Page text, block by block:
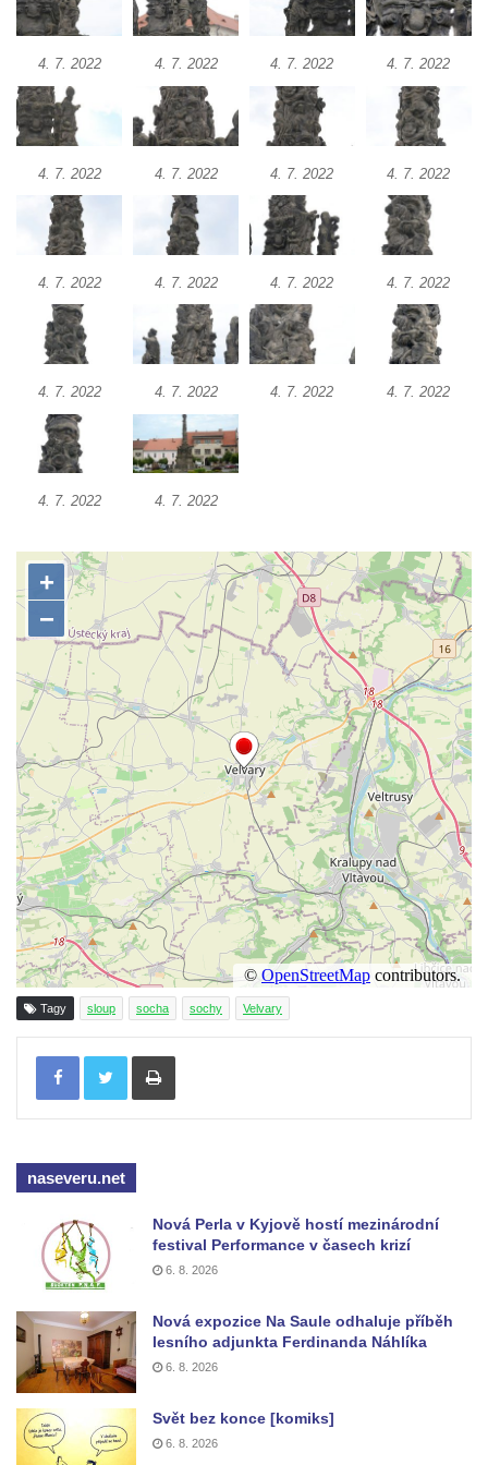
Panny Marie v Žatci
Socha sv. Maří Magdaleny u kostela
Nanebevzetí Panny Marie v Žatci
Socha sv. Petra u kostela Nanebevzetí
Panny Marie v Žatci
Socha sv. Jana Nepomuckého u kostela
Panny Marie v Žatci
Socha sv. Norberta u kostela Nanebevzetí
Panny Marie v Žatci
Socha Panny Marie u kostela Nanebevzetí
Panny Marie v Žatci
Nanebevzetí Panny Marie v Žatci
Nanebevzetí Panny Marie v Žatci
Sloupová Boží muka s reliéfy ve Skalici u
České Lípy
Sloup s kaplicí (boží muka) v Rooseveltově
ulici v Českém Krumlově
Sloup s kaplicí (boží muka) v Horní ulici v
Českém Krumlově
Sloup Panny Marie v Mostě
Sloup se sochou Anny Samotřetí v Mostě
Sloup Panny Marie v Černovicích u
Chomutova
Sloup se sochou Krista v České Lípě
Sloup Nejsvětější trojice náměstí Tomáše
Garrigue Masaryka v České Lípě
Sloup Nejsvětější trojice v Teplicích
Jizerou
Sloup Panny Marie s Ježíškem
Sloup Nejsvětější Trojice na náměstí v
Klášterci nad Ohří
Ohří
Sloup Panny Marie s Ježíškem v Klášterci
nad Ohří
Sloup Panny Marie v Mimoni
Sloup Panny Marie v Mnichově Hradišti
4. 7. 2022 4. 7. 2022 4. 7. 2022 4. 7. 2022
4. 7. 2022 4. 7. 2022 4. 7. 2022 4. 7. 2022
4. 7. 2022 4. 7. 2022 4. 7. 2022 4. 7. 2022
4. 7. 2022 4. 7. 2022 4. 7. 2022 4. 7. 2022
4. 7. 2022 4. 7. 2022
Tagy sloup socha sochy Velvary
Tisknout
naseveru.net
Nová Perla v Kyjově hostí mezinárodní
festival Performance v časech krizí
6. 8. 2026
Nová expozice Na Saule odhaluje příběh
lesního adjunkta Ferdinanda Náhlíka
6. 8. 2026
Svět bez konce [komiks]
6. 8. 2026